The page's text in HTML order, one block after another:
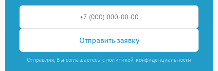
Отправить заявку
Отправляя, Вы соглашаетесь с политикой конфиденциальности